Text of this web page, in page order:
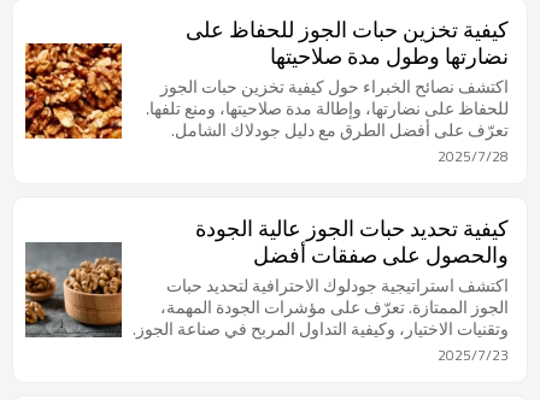
كيفية تخزين حبات الجوز للحفاظ على
نضارتها وطول مدة صلاحيتها
اكتشف نصائح الخبراء حول كيفية تخزين حبات الجوز
للحفاظ على نضارتها، وإطالة مدة صلاحيتها، ومنع تلفها.
تعرّف على أفضل الطرق مع دليل جودلاك الشامل.
2025/7/28
كيفية تحديد حبات الجوز عالية الجودة
والحصول على صفقات أفضل
اكتشف استراتيجية جودلوك الاحترافية لتحديد حبات
الجوز الممتازة. تعرّف على مؤشرات الجودة المهمة،
وتقنيات الاختيار، وكيفية التداول المربح في صناعة الجوز.
2025/7/23